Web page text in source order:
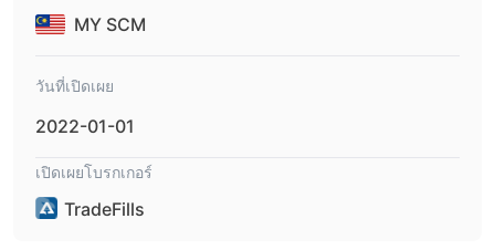
ซื้อขายที่เป็นมิตรกับผู้ใช้และบัญชีหลายประเภทเพื่อตอบสนองความ
ต้องการการซื้อขายที่แตกต่างกัน
คือการขาดกฎระเบียบจากหน่วยงานทางการเงินที่มีชื่อเสียง สิ่งนี้อาจ
ทำให้เกิดคำถามเกี่ยวกับความน่าเชื่อถือและความน่าเชื่อถือของนาย
แข่งบางราย ซึ่งอาจส่งผลต่อความสามารถในการทำกำไรสำหรับ
เทรดเดอร์
MY SCM
วันที่เปิดเผย
2022-01-01
เปิดเผยโบรกเกอร์
TradeFills